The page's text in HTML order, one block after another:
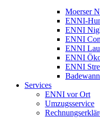
Moerser
ENNI-
ENNI
ENNI
ENNI
ENNI
ENNI
Services
ENNI vor Ort
Umzugsservice